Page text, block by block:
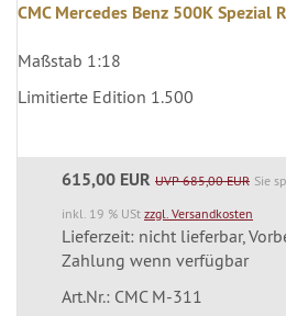
CMC Mercedes Benz 500K Spezial
Maßstab 1:18
Limitierte Edition 1.500
615,00 EUR UVP 685,00 EUR Sie
inkl. 19 % USt zzgl. Versandkosten
Lieferzeit: nicht lieferbar,
Zahlung wenn verfügbar
Art.Nr.: CMC M-311